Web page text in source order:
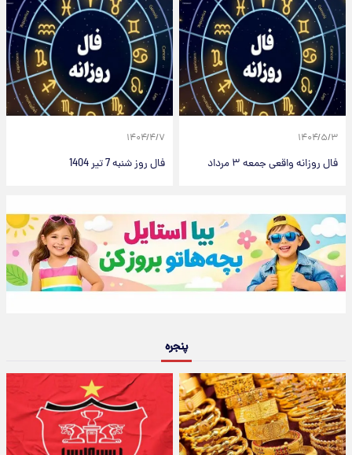
۱۴۰۴/۵/۳
فال روزانه واقعی جمعه ۳ مرداد
۱۴۰۴/۴/۷
فال روز شنبه 7 تیر 1404
پنجره